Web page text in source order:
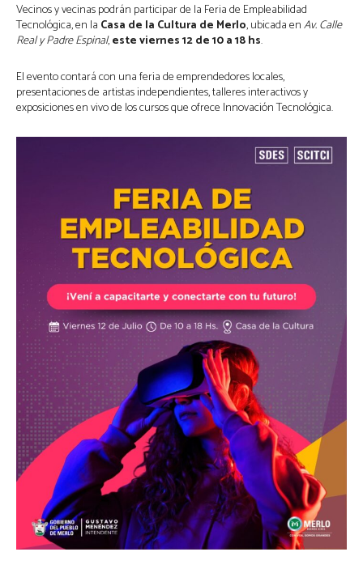
Vecinos y vecinas podrán participar de la Feria de Empleabilidad
Tecnológica, en la Casa de la Cultura de Merlo, ubicada enAv. Calle
Real y Padre Espinal,este viernes 12 de 10 a 18 hs.
El evento contará con una feria de emprendedores locales,
presentaciones de artistas independientes, talleres interactivos y
exposiciones en vivo de los cursos que ofrece Innovación Tecnológica.